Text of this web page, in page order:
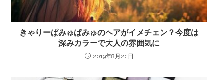
きゃりーぱみゅぱみゅのヘアがイメチェン？今度は
深みカラーで大人の雰囲気に
2019年8月20日